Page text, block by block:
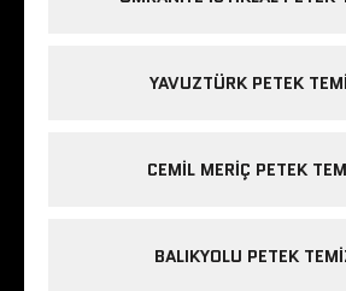
YAVUZTÜRK PETEK
CEMIL MERIÇ PETEK
BALIKYOLU PETEK